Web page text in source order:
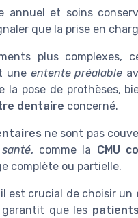
annuel et soins
que la prise en
plus complexes,
une entente préalable
la pose de prothèses,
dentaire concerné.
ne sont pas
, comme la CMU
complète ou partielle.
est crucial de choisir un
que les